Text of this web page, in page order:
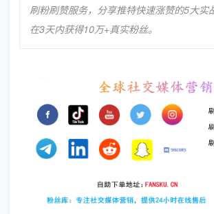
刷粉刷赞服务，分享推特快速涨赞的5大实
在3天内获得10万+真实粉丝。